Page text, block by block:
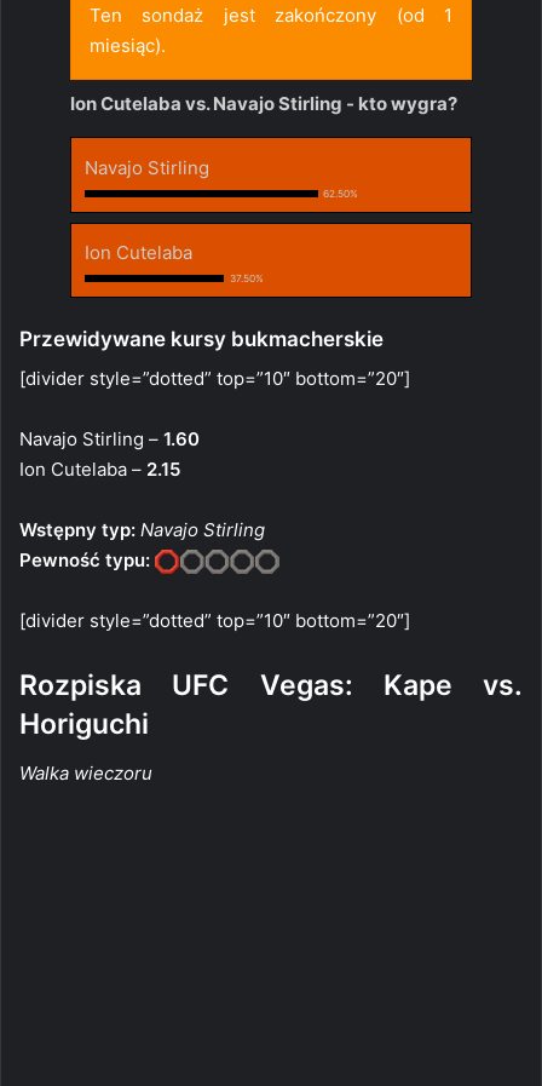
Ten sondaż jest zakończony (od 1
miesiąc).
Ion Cutelaba vs. Navajo Stirling - kto wygra?
Navajo Stirling
62.50%
Ion Cutelaba
37.50%
Przewidywane kursy bukmacherskie
[divider style=”dotted” top=”10″ bottom=”20″]
Navajo Stirling – 1.60
Ion Cutelaba – 2.15
Wstępny typ: Navajo Stirling
Pewność typu:
[divider style=”dotted” top=”10″ bottom=”20″]
Rozpiska UFC Vegas: Kape vs.
Horiguchi
Walka wieczoru